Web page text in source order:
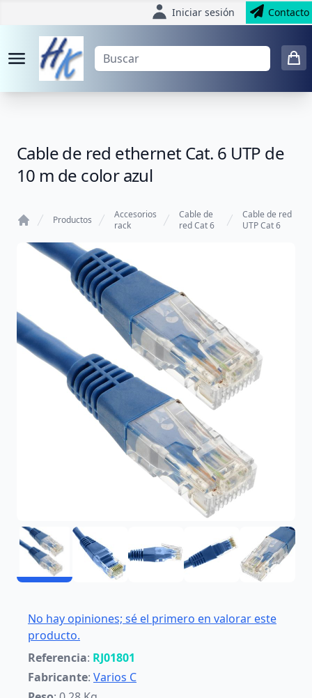
Iniciar sesión Contacto
Cable de red ethernet Cat. 6 UTP de
10 m de color azul
Productos
Accesorios
rack
Cable de
red Cat 6
Cable de red
UTP Cat 6
No hay opiniones; sé el primero en valorar este
producto.
Referencia: RJ01801
Fabricante: Varios C